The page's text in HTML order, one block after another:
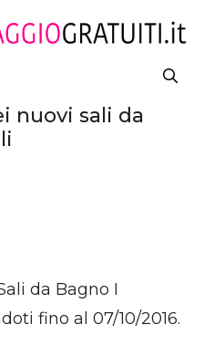
nuovi sali da
da Bagno I
fino al 07/10/2016.